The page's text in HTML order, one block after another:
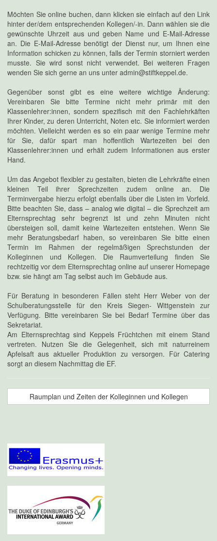
Möchten Sie online buchen, dann klicken sie einfach auf den Link
hinter der/dem entsprechenden Kollegen/-in. Dann wählen sie die
gewünschte Uhrzeit aus und geben Name und E-Mail-Adresse
an. Die E-Mail-Adresse benötigt der Dienst nur, um Ihnen eine
Information schicken zu können, falls der Termin storniert werden
musste. Sie wird sonst nicht verwendet. Bei weiteren Fragen
wenden Sie sich gerne an uns unter admin@stiftkeppel.de.
Gegenüber sonst gibt es eine weitere wichtige Änderung:
Vereinbaren Sie bitte Termine nicht mehr primär mit den
Klassenlehrer:innen, sondern spezifisch mit den Fachlehrkäften
Ihrer Kinder, zu deren Unterricht, Noten etc. Sie informiert werden
möchten. Vielleicht werden es so ein paar wenige Termine mehr
für Sie, dafür spart man hoffentlich Wartezeiten bei den
Klassenlehrer:innen und erhält zudem Informationen aus erster
Hand.
Um das Angebot flexibler zu gestalten, bieten die Lehrkräfte einen
kleinen Teil ihrer Sprechzeiten zudem online an. Die
Terminvergabe hierzu erfolgt ebenfalls über die Listen im Vorfeld.
Bitte beachten Sie, dass – analog wie digital – die Sprechzeit am
Elternsprechtag sehr begrenzt ist und zehn Minuten nicht
übersteigen soll, damit keine Wartezeiten entstehen. Wenn Sie
mehr Beratungsbedarf haben, so vereinbaren Sie bitte einen
Termin im Rahmen der regelmäßigen Sprechstunden der
Kolleginnen und Kollegen. Die Raumverteilung finden Sie
rechtzeitig vor dem Elternsprechtag online auf unserer Homepage
bzw. sie hängt am Tag selbst auch im Gebäude aus.
Für Beratung in besonderen Fällen steht Herr Weber von der
Schulberatungsstelle für den Kreis Siegen- Wittgenstein zur
Verfügung. Bitte vereinbaren Sie bei Bedarf Termine über das
Sekretariat.
Am Elternsprechtag sind Keppels Früchtchen mit einem Stand
vertreten. Nutzen Sie die Gelegenheit, sich mit naturreinem
Apfelsaft aus aktueller Produktion zu versorgen. Für Catering
sorgt an diesem Nachmittag die EF.
Raumplan und Zeiten der Kolleginnen und Kollegen